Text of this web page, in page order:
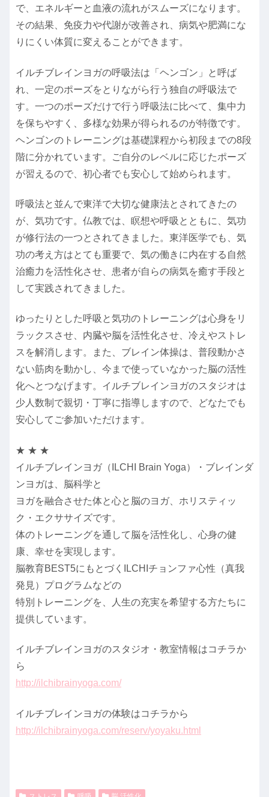
で、エネルギーと血液の流れがスムーズになります。
その結果、免疫力や代謝が改善され、病気や肥満にな
りにくい体質に変えることができます。
イルチブレインヨガの呼吸法は「ヘンゴン」と呼ば
れ、一定のポーズをとりながら行う独自の呼吸法で
す。一つのポーズだけで行う呼吸法に比べて、集中力
を保ちやすく、多様な効果が得られるのが特徴です。
ヘンゴンのトレーニングは基礎課程から初段までの8段
階に分かれています。ご自分のレベルに応じたポーズ
が習えるので、初心者でも安心して始められます。
呼吸法と並んで東洋で大切な健康法とされてきたの
が、気功です。仏教では、瞑想や呼吸とともに、気功
が修行法の一つとされてきました。東洋医学でも、気
功の考え方はとても重要で、気の働きに内在する自然
治癒力を活性化させ、患者が自らの病気を癒す手段と
して実践されてきました。
ゆったりとした呼吸と気功のトレーニングは心身をリ
ラックスさせ、内臓や脳を活性化させ、冷えやストレ
スを解消します。また、ブレイン体操は、普段動かさ
ない筋肉を動かし、今まで使っていなかった脳の活性
化へとつなげます。イルチブレインヨガのスタジオは
少人数制で親切・丁寧に指導しますので、どなたでも
安心してご参加いただけます。
★ ★ ★
イルチブレインヨガ（ILCHI Brain Yoga）・ブレインダ
ンヨガは、脳科学と
ヨガを融合させた体と心と脳のヨガ、ホリスティッ
ク・エクササイズです。
体のトレーニングを通して脳を活性化し、心身の健
康、幸せを実現します。
脳教育BEST5にもとづくILCHIチョンファ心性（真我
発見）プログラムなどの
特別トレーニングを、人生の充実を希望する方たちに
提供しています。
イルチブレインヨガのスタジオ・教室情報はコチラか
ら
http://ilchibrainyoga.com/
イルチブレインヨガの体験はコチラから
http://ilchibrainyoga.com/reserv/yoyaku.html